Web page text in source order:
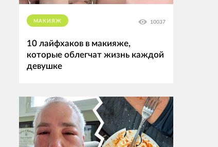
МАКИЯЖ 10037
10 лайфхаков в макияже,
которые облегчат жизнь каждой
девушке